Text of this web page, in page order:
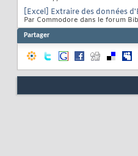
[Excel] Extraire des données
Par Commodore dans le forum
Partager